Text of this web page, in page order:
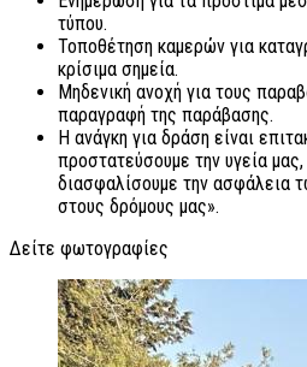
τύπου.
Τοποθέτηση καμερών για
κρίσιμα σημεία.
Μηδενική ανοχή για τους
παραγραφή της παράβασης.
Η ανάγκη για δράση είναι
προστατεύσουμε την υγεία
διασφαλίσουμε την ασφάλεια
στους δρόμους μας».
Δείτε φωτογραφίες